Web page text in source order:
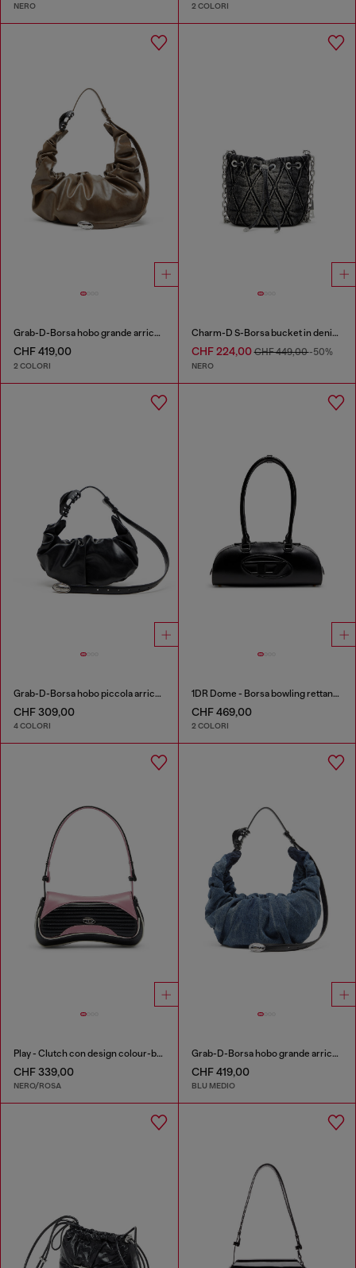
NERO 2 COLORI
Grab-D-Borsa hobo grande arricciata
CHF 419,00
2 COLORI
Charm-D S-Borsa bucket in denim trapuntato e trattato
CHF 224,00CHF 449,00-50%
NERO
Grab-D-Borsa hobo piccola arricciata
CHF 309,00
4 COLORI
1DR Dome - Borsa bowling rettangolare in pelle
CHF 469,00
2 COLORI
Play - Clutch con design colour-block
CHF 339,00
NERO/ROSA
Grab-D-Borsa hobo grande arricciata in denim trattato
CHF 419,00
BLU MEDIO